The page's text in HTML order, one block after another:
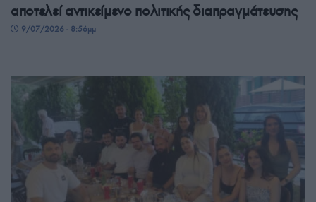
αποτελεί αντικείμενο πολιτικής διαπραγμάτευσης
9/07/2026 - 8:56μμ